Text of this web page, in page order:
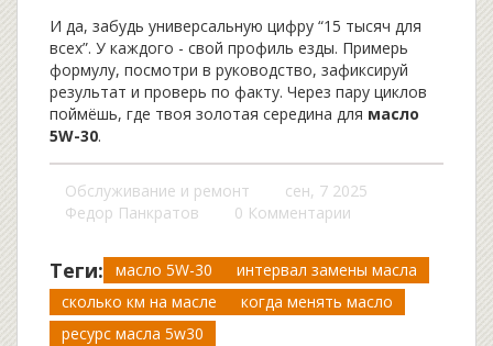
И да, забудь универсальную цифру “15 тысяч для
всех”. У каждого - свой профиль езды. Примерь
формулу, посмотри в руководство, зафиксируй
результат и проверь по факту. Через пару циклов
поймёшь, где твоя золотая середина для масло
5W-30.
Обслуживание и ремонт
сен, 7 2025
Федор Панкратов
0 Комментарии
Теги: масло 5W-30
интервал замены масла
сколько км на масле
когда менять масло
ресурс масла 5w30